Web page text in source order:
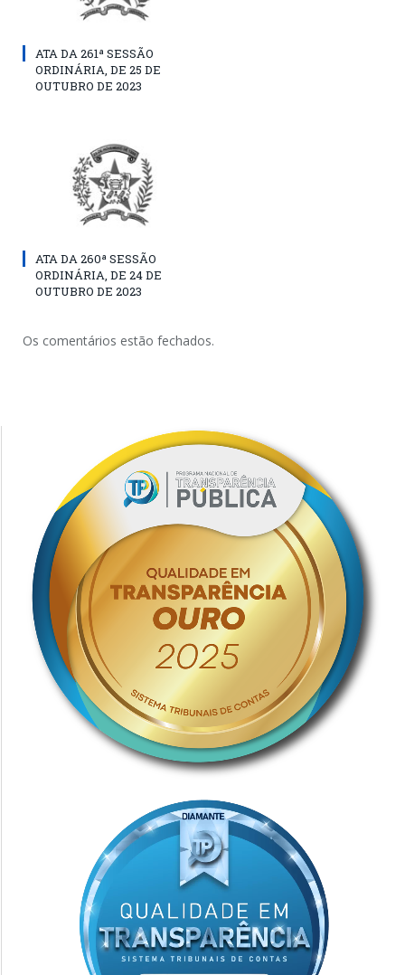
ATA DA 261ª SESSÃO
ORDINÁRIA, DE 25 DE
OUTUBRO DE 2023
ATA DA 260ª SESSÃO
ORDINÁRIA, DE 24 DE
OUTUBRO DE 2023
Os comentários estão fechados.